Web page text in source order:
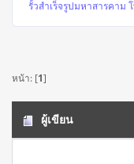
รั้วสําเร็จรูปมหาสารคาม
หน้า: [1]
ผู้เขียน
โทร 064-4926698 รั้ว